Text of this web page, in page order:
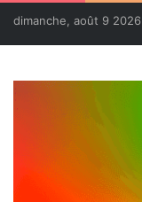
dimanche, août 9 2026